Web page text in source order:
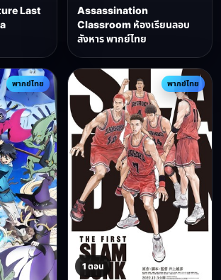
Last
Assassination
Classroom ห้องเรียนลอบ
สังหาร พากย์ไทย
พากย์ไทย พากย์ไทย
1 ตอน